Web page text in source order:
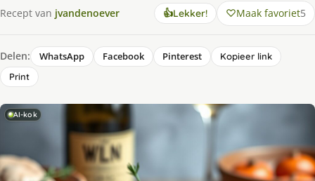
Recept van jvandenoever 👍Lekker! Maak favoriet5
Delen: WhatsApp Facebook Pinterest
Kopieer link
Print
AI-kok